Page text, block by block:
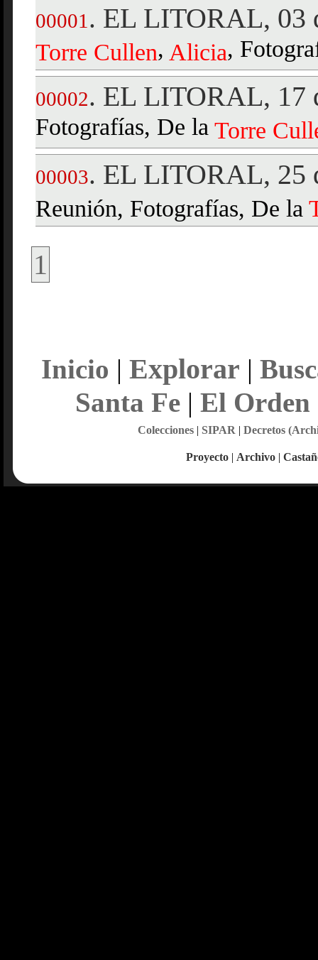
00001 . EL LITORAL, 03
Torre Cullen, Alicia,
00002. EL LITORAL, 17
Fotografías, De la Torre
00003. EL LITORAL, 25
Reunión, Fotografías, De la
1
Inicio | Explorar |
Santa Fe| El Orden
Colecciones| SIPAR | Decretos
Proyecto | Archivo |